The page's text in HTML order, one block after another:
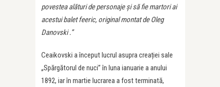
povestea alături de personaje şi să fie martori ai
acestui balet feeric, original montat de Oleg
Danovski .”
Ceaikovski a început lucrul asupra creației sale
„Spărgătorul de nuci” în luna ianuarie a anului
1892, iar în martie lucrarea a fost terminată,